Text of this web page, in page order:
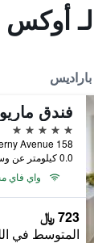
لـ
5 نجوم
0.0 كيلومتر عن وسط المدينة
واي فاي
723 ﷼
المتوسط في